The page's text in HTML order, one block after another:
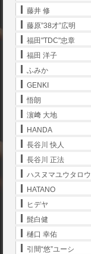
藤井 修
藤原”38才”広明
福田"TDC"忠章
福田 洋子
ふみか
GENKI
悟朗
濵﨑 大地
HANDA
長谷川 快人
長谷川 正法
ハスヌマユウタロウ
HATANO
ヒデヤ
髭白健
樋口 幸佑
引間“悠”ユーシ